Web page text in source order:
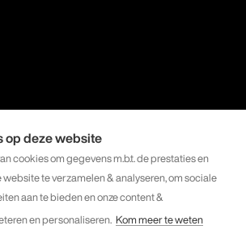
op deze website
cookies om gegevens m.b.t. de prestaties en
te verzamelen & analyseren, om sociale
aan te bieden en onze content &
en personaliseren. Kom meer te weten